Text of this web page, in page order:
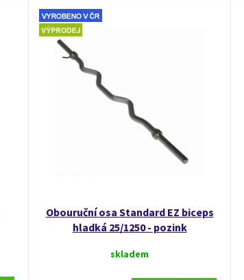
Obouruční osa Standard EZ biceps
hladká 25/1250 - pozink
skladem